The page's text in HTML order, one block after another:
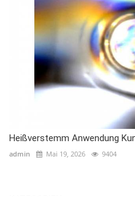
Heißverstemm Anwendung
admin Mai 19, 2026 9404